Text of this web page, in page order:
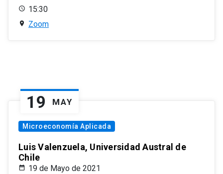
15:30
Zoom
19 MAY
Microeconomía Aplicada
Luis Valenzuela, Universidad Austral de
Chile
19 de Mayo de 2021